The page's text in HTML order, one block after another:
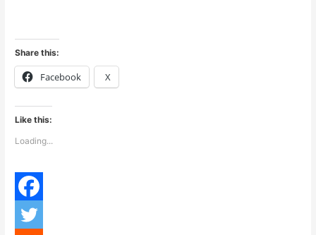
Share this:
Facebook X
Like this:
Loading...